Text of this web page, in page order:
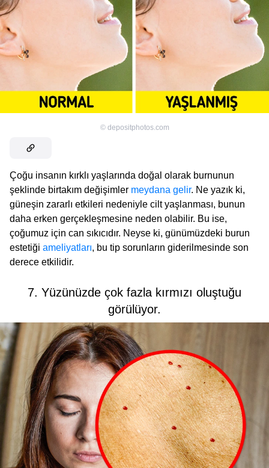
© depositphotos.com
Çoğu insanın kırklı yaşlarında doğal olarak burnunun
şeklinde birtakım değişimler meydana gelir. Ne yazık ki,
güneşin zararlı etkileri nedeniyle cilt yaşlanması, bunun
daha erken gerçekleşmesine neden olabilir. Bu ise,
çoğumuz için can sıkıcıdır. Neyse ki, günümüzdeki burun
estetiği ameliyatları, bu tip sorunların giderilmesinde son
derece etkilidir.
7. Yüzünüzde çok fazla kırmızı oluştuğu
görülüyor.